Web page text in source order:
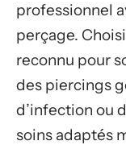
professionnel
perçage.
reconnu pour
des piercings
d’infection ou
soins adaptés